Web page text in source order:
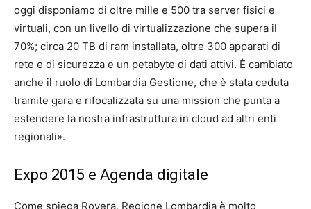
oggi disponiamo di oltre mille e 500 tra server fisici e
virtuali, con un livello di virtualizzazione che supera il
70%; circa 20 TB di ram installata, oltre 300 apparati di
rete e di sicurezza e un petabyte di dati attivi. È cambiato
anche il ruolo di Lombardia Gestione, che è stata ceduta
tramite gara e rifocalizzata su una mission che punta a
estendere la nostra infrastruttura in cloud ad altri enti
regionali».
Expo 2015 e Agenda digitale
Come spiega Rovera, Regione Lombardia è molto